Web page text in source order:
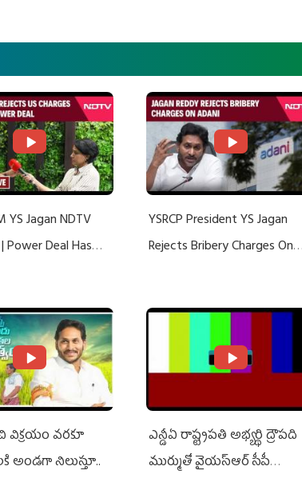
YS Jagan NDTV
Deal Has
YSRCP President YS Jagan
Rejects Bribery Charges On
విక్రయం వరకూ
అండగా నిలుస్తూ..
ఎన్డీఏ రాష్ట్ర‌ప‌తి అభ్య‌ర్థి ద్రౌప‌ది
ముర్ముతో వైయ‌స్ఆర్ సీపీ